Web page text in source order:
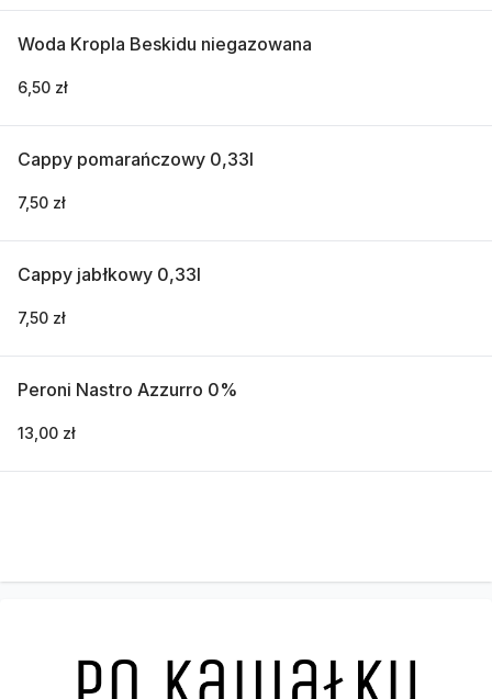
Woda Kropla Beskidu niegazowana
6,50 zł
Cappy pomarańczowy 0,33l
7,50 zł
Cappy jabłkowy 0,33l
7,50 zł
Peroni Nastro Azzurro 0%
13,00 zł